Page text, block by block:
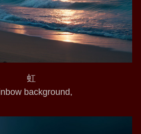
虹
background,